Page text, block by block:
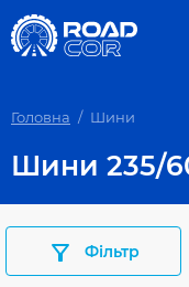
Головна Шини
Шини 235/
Фільтр